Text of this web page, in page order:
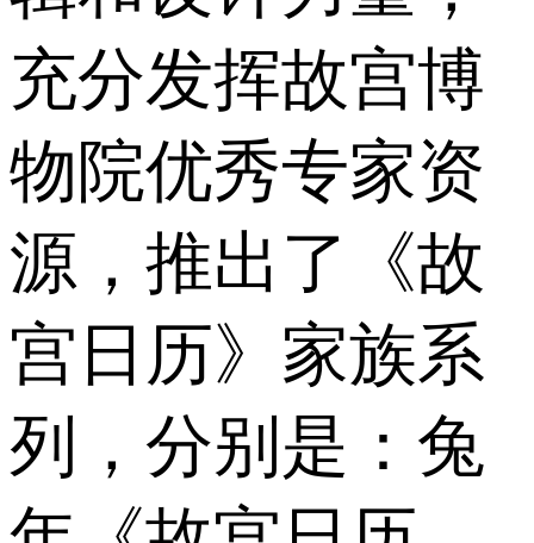
充分发挥故宫博
物院优秀专家资
源，推出了《故
宫日历》家族系
列，分别是：兔